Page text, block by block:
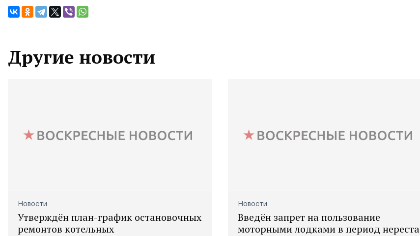
Другие новости
Новости
Утверждён план-график остановочных
ремонтов котельных
Новости
Введён запрет на пользование
моторными лодками в период нереста